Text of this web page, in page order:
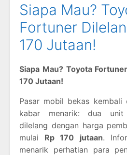
Siapa Mau?
Fortuner
170 Jutaan!
Siapa Mau? Toyota
170 Jutaan!
Pasar mobil bekas kembali
kabar menarik: dua unit
dilelang dengan harga
mulai Rp 170 jutaan.
menarik perhatian para